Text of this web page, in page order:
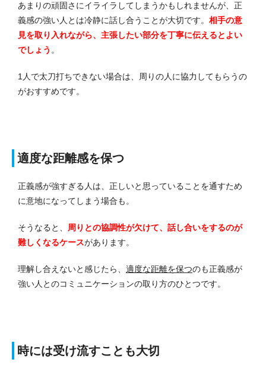
あまりの頑固さにイライラしてしまうかもしれませんが、正
義感の強い人とは冷静に話し合うことが大切です。 相手の意
見を取り入れながら、主張したい部分を丁寧に伝えるとよい
でしょう 。
1人で太刀打ちできない場合は、周りの人に協力してもらうの
がおすすめです。
適度な距離感を保つ
正義感が強すぎる人は、正しいと思っていることを通すため
に意地になってしまう場合も。
そうなると、 周りとの協調性が欠けて、話し合いをするのが
難しくなるケースがあります。
理解し合えないと感じたら、 適度な距離を保つのも正義感が
強い人とのコミュニケーションの取り方のひとつです。
時には受け流すことも大切